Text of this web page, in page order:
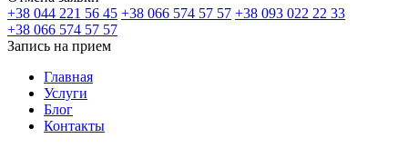
+38 044 221 56 45 +38 066 574 57 57 +38 093 022 22 33
+38 066 574 57 57
Запись на прием
Главная
Услуги
Блог
Контакты